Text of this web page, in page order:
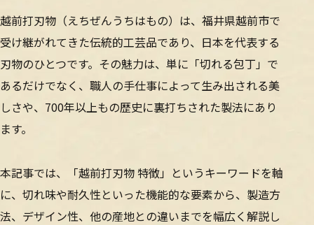
越前打刃物（えちぜんうちはもの）は、福井県越前市で
受け継がれてきた伝統的工芸品であり、日本を代表する
刃物のひとつです。その魅力は、単に「切れる包丁」で
あるだけでなく、職人の手仕事によって生み出される美
しさや、700年以上もの歴史に裏打ちされた製法にあり
ます。
本記事では、「越前打刃物 特徴」というキーワードを軸
に、切れ味や耐久性といった機能的な要素から、製造方
法、デザイン性、他の産地との違いまでを幅広く解説し